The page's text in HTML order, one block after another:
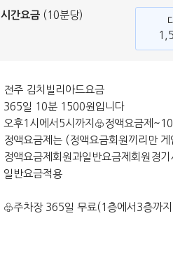
시간요금 (10분당)
전주 김치빌리아드요금
365일 10분 1500원입니다
오후1시에서5시까지♧정액요금제
정액요금제는 (정액요금회원끼리만 게
정액요금제회원과일반요금제회원경기
일반요금적용
♧주차장 365일 무료(1층에서3층까